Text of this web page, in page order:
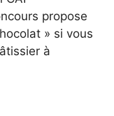
propose
» si vous
à